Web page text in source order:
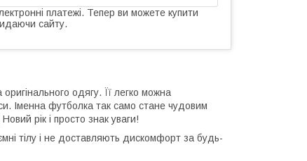
платежі. Тепер ви можете купити
сайту.
одягу. Її легко можна
Іменна футболка так само стане чудовим
рік і просто знак уваги!
тілу і не доставляють дискомфорт за будь-